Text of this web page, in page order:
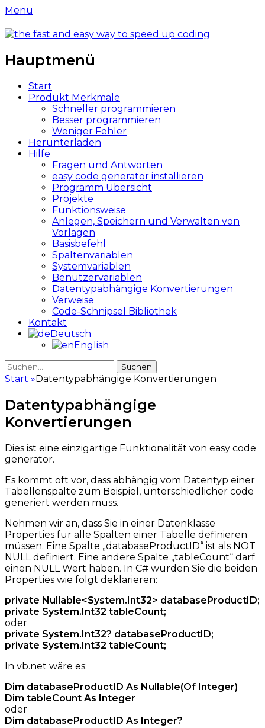
Menü
easy-codegenerator.com
Hauptmenü
Weiter
zum
Start
Produkt Merkmale
Schneller programmieren
Besser programmieren
Weniger Fehler
Herunterladen
Hilfe
Fragen und Antworten
easy code generator installieren
Programm Übersicht
Projekte
Funktionsweise
Anlegen, Speichern und Verwalten von
Vorlagen
Basisbefehl
Spaltenvariablen
Systemvariablen
Benutzervariablen
Datentypabhängige Konvertierungen
Verweise
Code-Schnipsel Bibliothek
Kontakt
Deutsch
English
Suche
Suche
nach:
Start » Datentypabhängige Konvertierungen
Datentypabhängige
Konvertierungen
Dies ist eine einzigartige Funktionalität von easy code
generator.
Es kommt oft vor, dass abhängig vom Datentyp einer
Tabellenspalte zum Beispiel, unterschiedlicher code
generiert werden muss.
Nehmen wir an, dass Sie in einer Datenklasse
Properties für alle Spalten einer Tabelle definieren
müssen. Eine Spalte „databaseProductID“ ist als NOT
NULL definiert. Eine andere Spalte „tableCount“ darf
einen NULL Wert haben. In C# würden Sie die beiden
Properties wie folgt deklarieren:
private Nullable<System.Int32> databaseProductID;
private System.Int32 tableCount;
oder
private System.Int32? databaseProductID;
private System.Int32 tableCount;
In vb.net wäre es:
Dim databaseProductID As Nullable(Of Integer)
Dim tableCount As Integer
oder
Dim databaseProductID As Integer?